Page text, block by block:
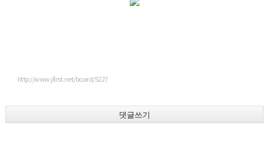
http://www.jfirst.net/board/5227
댓글쓰기